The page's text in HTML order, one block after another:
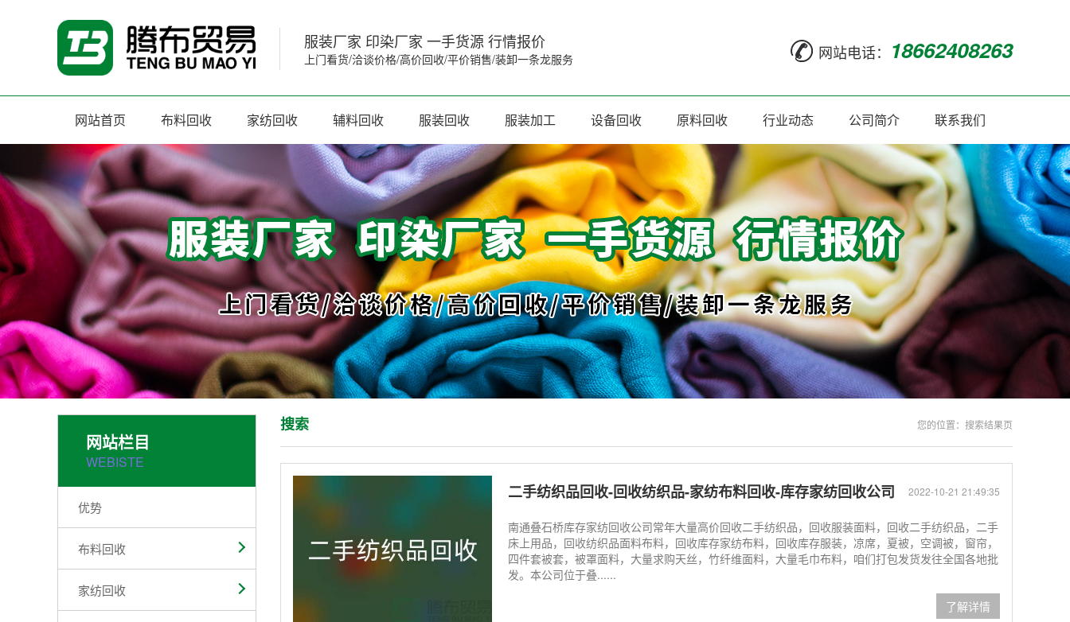
服装厂家 印染厂家 一手货源 行情报价
上门看货/洽谈价格/高价回收/平价销售/装卸一条龙服务 网站电话： 18662408263
网站首页 布料回收 家纺回收 辅料回收 服装回收 服装加工 设备回收 原料回收 行业动态 公司简介 联系我们
网站栏目
WEBISTE
优势
布料回收
家纺回收
您的位置： 搜索结果页
搜索
2022-10-21 21:49:35
二手纺织品回收-回收纺织品-家纺布料回收-库存家纺回收公司
南通叠石桥库存家纺回收公司常年大量高价回收二手纺织品，回收服装面料，回收二手纺织品，二手
床上用品，回收纺织品面料布料，回收库存家纺布料，回收库存服装，凉席，夏被，空调被，窗帘，
四件套被套，被罩面料，大量求购天丝，竹纤维面料，大量毛巾布料，咱们打包发货发往全国各地批
发。本公司位于叠......
了解详情